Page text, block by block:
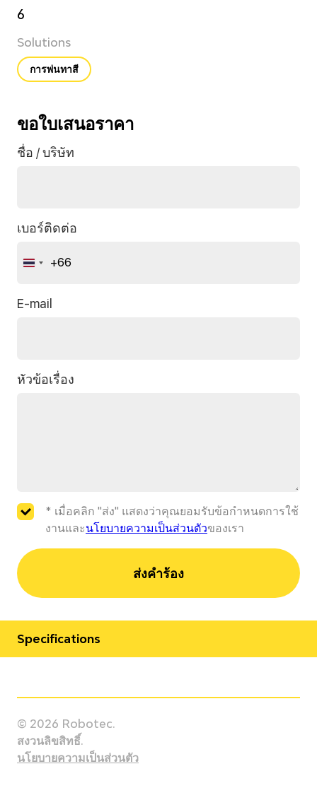
6
Solutions
การพ่นทาสี
ขอใบเสนอราคา
ชื่อ / บริษัท
เบอร์ติดต่อ
Thailand
+66
E-mail
หัวข้อเรื่อง
* เมื่อคลิก "ส่ง" แสดงว่าคุณยอมรับข้อกำหนดการใช้
งานและนโยบายความเป็นส่วนตัวของเรา
ส่งคำร้อง
Specifications
Model
KF264
© 2026 Robotec.
สงวนลิขสิทธิ์.
นโยบายความเป็นส่วนตัว